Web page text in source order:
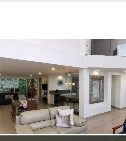
Cancha Deportiva